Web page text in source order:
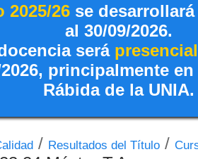
2025/26 se desarrollará
al 30/09/2026.
será presencial
principalmente
Rábida de la UNIA.
/ Resultados del Título /